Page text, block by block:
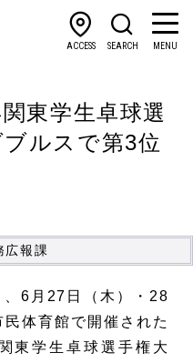
ACCESS SEARCH MENU
東学生卓球選
ルスで第3位
広報課
6月27日（木）・28
体育館で開催された
東学生卓球選手権大